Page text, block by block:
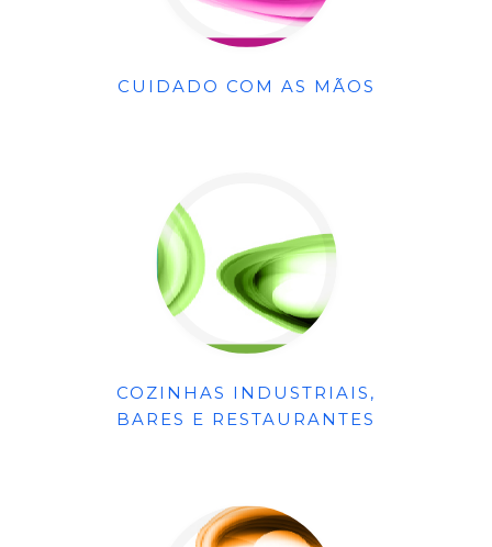
CUIDADO COM AS MÃOS
COZINHAS INDUSTRIAIS,
BARES E RESTAURANTES